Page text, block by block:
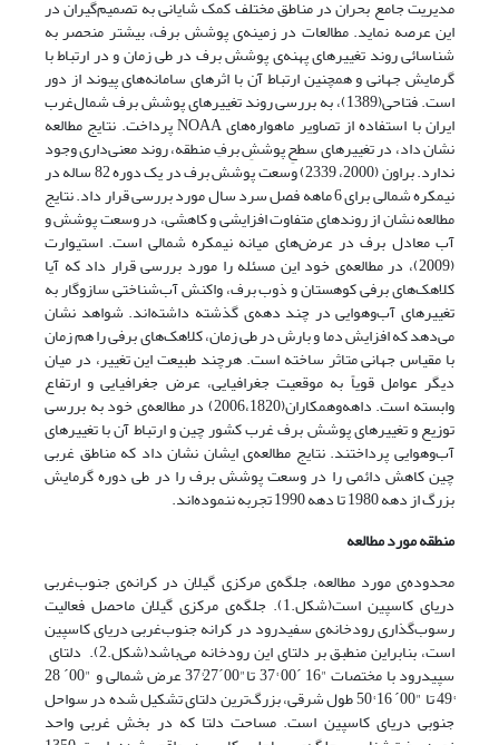
مدیریت جامع بحران در مناطق مختلف کمک شایانی به تصمیم‌گیران در
این عرصه نماید. مطالعات در زمینه‌ی پوشش برف، بیشتر منحصر به
شناسائی روند تغییرهای پهنه‌ی پوشش برف در طی زمان و در ارتباط با
گرمایش جهانی و همچنین ارتباط آن با اثرهای سامانه‌های پیوند از دور
است. فتاحی(1389)، به بررسی روند تغییرهای پوشش برف شمال‌غرب
ایران با استفاده از تصاویر ماهواره‌های NOAA پرداخت. نتایج مطالعه‌
نشان داد، در تغییرهای سطحِ پوششِ برفِ منطقه، روند معنی‌داری وجود
ندارد. براون (2000‌، ‌2339) وسعت پوشش برف در یک دوره 82 ساله در
نیمکره شمالی برای 6 ماهه فصل سرد سال مورد بررسی قرار داد. نتایج
مطالعه نشان از روندهای متفاوت افزایشی و کاهشی، در وسعت پوشش و
آب معادل برف در عرض‌های میانه نیمکره شمالی است. استیوارت
(2009)، در مطالعه‌ی خود این مسئله را مورد بررسی قرار داد که آیا
کلاهک‌های برفی کوهستان و ذوب برف، واکنش آب‌شناختی سازوگار به
تغییرهای آب‌و‌هوایی در چند دهه‌ی گذشته داشته‌اند. شواهد نشان
می‌دهد که افزایش دما و بارش در طی زمان، کلاهک‌های برفی را هم‌ زمان
با مقیاس جهانی متاثر ساخته است. هرچند طبیعت این تغییر، در میان
دیگر عوامل قویاً به موقعیت جغرافیایی، عرض جغرافیایی و ارتفاع
وابسته است. داهه‌و‌همکاران(‌2006‌،‌1820) در مطالعه‌ی خود به بررسی
توزیع و تغییرهای پوشش برف غرب کشور چین و ارتباط آن با تغییرهای
آب‌وهوایی پرداختند. نتایج مطالعه‌ی ایشان نشان داد که مناطق غربی
چین کاهش دائمی را در وسعت پوشش برف را در طی دوره گرمایش
بزرگ از دهه 1980 تا دهه 1990 تجربه ننموده‌اند.
منطقه مورد مطالعه
محدوده‌ی مورد مطالعه،‌ جلگه‌ی مرکزی گیلان در کرانه‌ی جنوب‌‌غربی
دریای کاسپین است(شکل.1). جلگه‌ی مرکزی گیلان ماحصل فعالیت
رسوب‌گذاری رودخانه‌ی سفیدرود در کرانه جنوب‌غربی دریای کاسپین
است، بنابراین منطبق بر دلتای این رودخانه می‌باشد(شکل.2). دلتای
سپیدرود با مختصات "16 ´00 °37 تا"00‌´‌27°‌37 عرض شمالی و "00´ 28
°49 تا "00´ 16 °50 طول شرقی، بزرگ‌ترین دلتای تشکیل شده در سواحل
جنوبی دریای کاسپین است. مساحت دلتا که در بخش غربی واحد